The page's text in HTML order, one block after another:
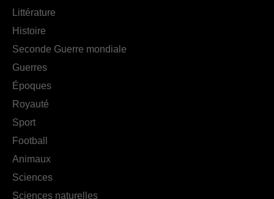
Littérature
Histoire
Seconde Guerre mondiale
Guerres
Époques
Royauté
Sport
Football
Animaux
Sciences
Sciences naturelles